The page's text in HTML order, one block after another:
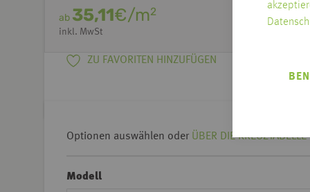
ab 35,11€/m2
inkl. MwSt
ZU FAVORITEN HINZUFÜGEN
Optionen auswählen oder ÜBER DIE
Modell